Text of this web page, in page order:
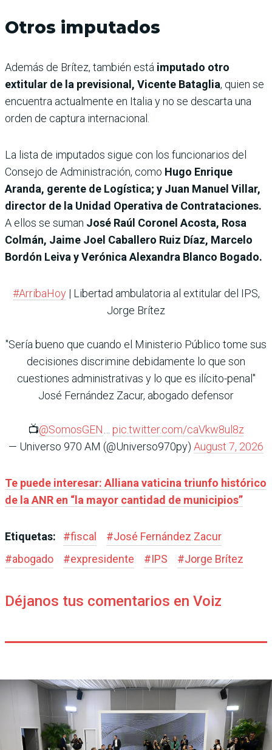
Otros imputados
Además de Brítez, también está imputado otro
extitular de la previsional, Vicente Bataglia, quien se
encuentra actualmente en Italia y no se descarta una
orden de captura internacional.
La lista de imputados sigue con los funcionarios del
Consejo de Administración, como Hugo Enrique
Aranda, gerente de Logística; y Juan Manuel Villar,
director de la Unidad Operativa de Contrataciones.
A ellos se suman José Raúl Coronel Acosta, Rosa
Colmán, Jaime Joel Caballero Ruiz Díaz, Marcelo
Bordón Leiva y Verónica Alexandra Blanco Bogado.
#ArribaHoy| Libertad ambulatoria al extitular del IPS,
Jorge Brítez
"Sería bueno que cuando el Ministerio Público tome sus
decisiones discrimine debidamente lo que son
cuestiones administrativas y lo que es ilícito-penal"
José Fernández Zacur, abogado defensor
📺@SomosGEN… pic.twitter.com/caVkw8ul8z
— Universo 970 AM (@Universo970py) August 7, 2026
Te puede interesar: Alliana vaticina triunfo histórico
de la ANR en “la mayor cantidad de municipios”
Etiquetas: #fiscal #José Fernández Zacur
#abogado #expresidente #IPS #Jorge Brítez
Déjanos tus comentarios en Voiz